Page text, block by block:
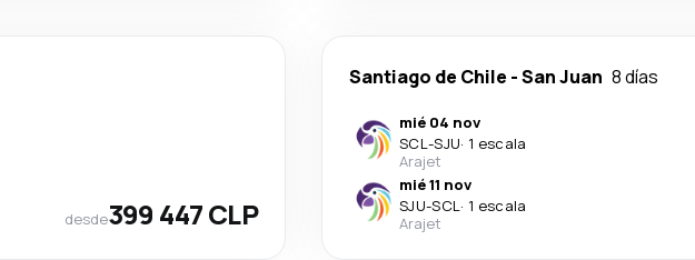
desde399 447 CLP
Santiago de Chile -San Juan 8 días
mié 04 nov
SCL-SJU· 1 escala
Arajet
mié 11 nov
SJU-SCL· 1 escala
Arajet